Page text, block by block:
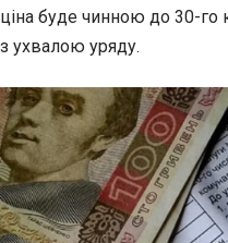
ціна буде чинною до 30-го
з ухвалою уряду.